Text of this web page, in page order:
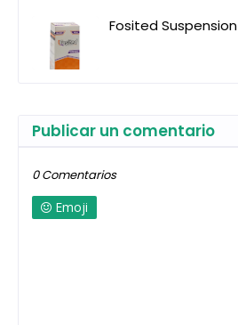
Fosited Suspension
Publicar un comentario
0 Comentarios
Emoji